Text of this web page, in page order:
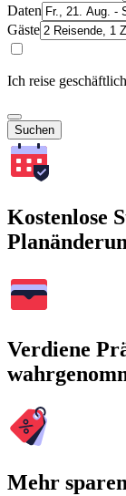
Daten
Gäste
Ich reise geschäftlich
Suchen
Kostenlose
Verdiene
Mehr